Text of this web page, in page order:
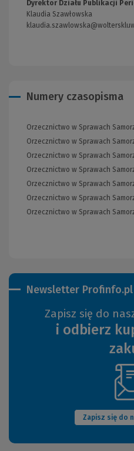
Newsletter Profinfo.pl
Zapisz się do
i odbierz
Zapisz się do
Dyrektor Działu Publikacji
Klaudia Szawłowska
Numery czasopisma
Orzecznictwo w Sprawach
Orzecznictwo w Sprawach
Orzecznictwo w Sprawach
Orzecznictwo w Sprawach
Orzecznictwo w Sprawach
Orzecznictwo w Sprawach
Orzecznictwo w Sprawach